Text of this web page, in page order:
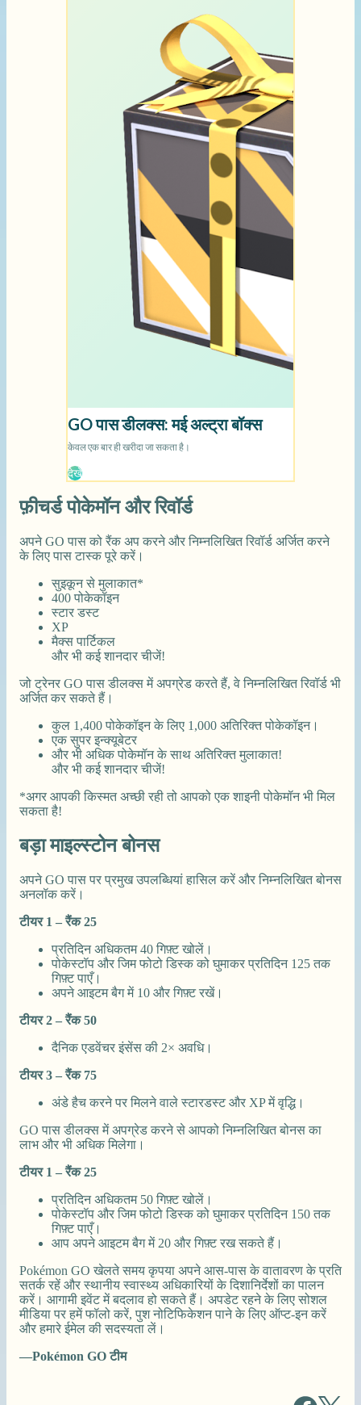
फ़ीचर्ड पोकेमॉन और रिवॉर्ड
अपने GO पास को रैंक अप करने और निम्नलिखित रिवॉर्ड अर्जित करने
के लिए पास टास्क पूरे करें।
सुइकून से मुलाकात*
400 पोकेकॉइन
स्टार डस्ट
XP
मैक्स पार्टिकल
और भी कई शानदार चीजें!
जो ट्रेनर GO पास डीलक्स में अपग्रेड करते हैं, वे निम्नलिखित रिवॉर्ड भी
अर्जित कर सकते हैं।
कुल 1,400 पोकेकॉइन के लिए 1,000 अतिरिक्त पोकेकॉइन।
एक सुपर इन्क्यूबेटर
और भी अधिक पोकेमॉन के साथ अतिरिक्त मुलाकात!
और भी कई शानदार चीजें!
*अगर आपकी किस्मत अच्छी रही तो आपको एक शाइनी पोकेमॉन भी मिल
सकता है!
बड़ा माइल्स्टोन बोनस
अपने GO पास पर प्रमुख उपलब्धियां हासिल करें और निम्नलिखित बोनस
अनलॉक करें।
टीयर 1 – रैंक 25
प्रतिदिन अधिकतम 40 गिफ़्ट खोलें।
पोकेस्टॉप और जिम फोटो डिस्क को घुमाकर प्रतिदिन 125 तक
गिफ़्ट पाएँ।
अपने आइटम बैग में 10 और गिफ़्ट रखें।
टीयर 2 – रैंक 50
दैनिक एडवेंचर इंसेंस की 2× अवधि।
टीयर 3 – रैंक 75
अंडे हैच करने पर मिलने वाले स्टारडस्ट और XP में वृद्धि।
GO पास डीलक्स में अपग्रेड करने से आपको निम्नलिखित बोनस का
लाभ और भी अधिक मिलेगा।
टीयर 1 – रैंक 25
प्रतिदिन अधिकतम 50 गिफ़्ट खोलें।
पोकेस्टॉप और जिम फोटो डिस्क को घुमाकर प्रतिदिन 150 तक
गिफ़्ट पाएँ।
आप अपने आइटम बैग में 20 और गिफ़्ट रख सकते हैं।
Pokémon GO खेलते समय कृपया अपने आस-पास के वातावरण के प्रति
सतर्क रहें और स्थानीय स्वास्थ्य अधिकारियों के दिशानिर्देशों का पालन
करें। आगामी इवेंट में बदलाव हो सकते हैं। अपडेट रहने के लिए सोशल
मीडिया पर हमें फॉलो करें, पुश नोटिफिकेशन पाने के लिए ऑप्ट-इन करें
और हमारे ईमेल की सदस्यता लें।
—Pokémon GO टीम